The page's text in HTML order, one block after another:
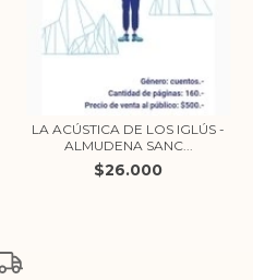
LA ACÚSTICA DE LOS IGLÚS -
ALMUDENA SANC...
$26.000